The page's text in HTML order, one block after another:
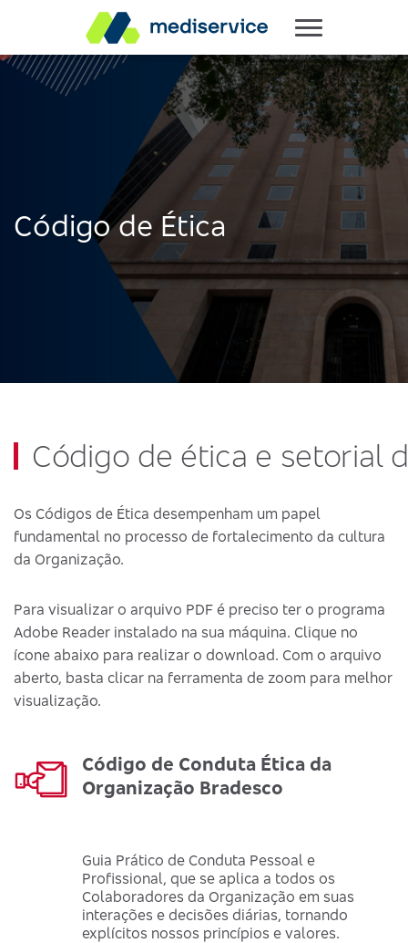
Código de Ética
Código de ética e setorial
Os Códigos de Ética desempenham um papel
fundamental no processo de fortalecimento da cultura
da Organização.
Para visualizar o arquivo PDF é preciso ter o programa
Adobe Reader instalado na sua máquina. Clique no
ícone abaixo para realizar o download. Com o arquivo
aberto, basta clicar na ferramenta de zoom para melhor
visualização.
Código de Conduta Ética da
Organização Bradesco
Guia Prático de Conduta Pessoal e
Profissional, que se aplica a todos os
Colaboradores da Organização em suas
interações e decisões diárias, tornando
explícitos nossos princípios e valores.